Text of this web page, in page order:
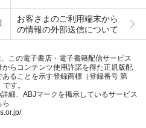
お客さまのご利用端末から
の情報の外部送信について
この電子書店・電子書籍配信サービス
からコンテンツ使用許諾を得た正規版配
あることを示す登録商標（登録番号 第
す。
細、ABJマークを掲示しているサービス
ら